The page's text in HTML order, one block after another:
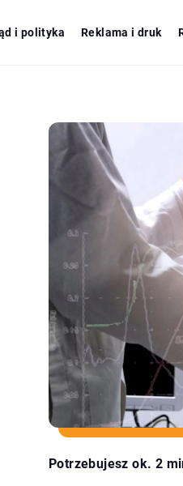
i polityka Reklama i druk
Potrzebujesz ok. 2